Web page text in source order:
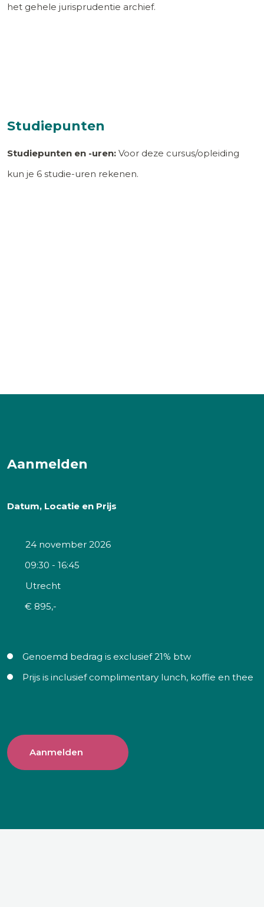
het gehele jurisprudentie archief.
Studiepunten
Studiepunten en -uren: Voor deze cursus/opleiding
kun je 6 studie-uren rekenen.
Aanmelden
Datum, Locatie en Prijs
24 november 2026
09:30 - 16:45
Utrecht
€ 895,-
Genoemd bedrag is exclusief 21% btw
Prijs is inclusief complimentary lunch, koffie en thee
Aanmelden